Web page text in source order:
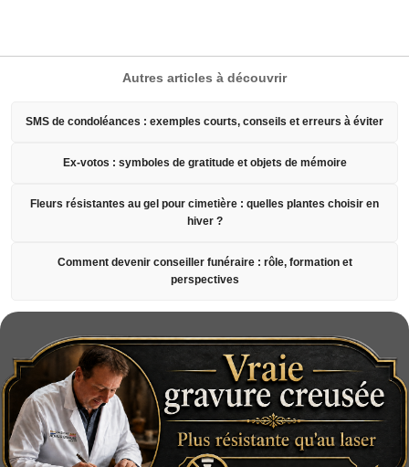
Autres articles à découvrir
SMS de condoléances : exemples courts, conseils et erreurs à éviter
Ex-votos : symboles de gratitude et objets de mémoire
Fleurs résistantes au gel pour cimetière : quelles plantes choisir en
hiver ?
Comment devenir conseiller funéraire : rôle, formation et
perspectives